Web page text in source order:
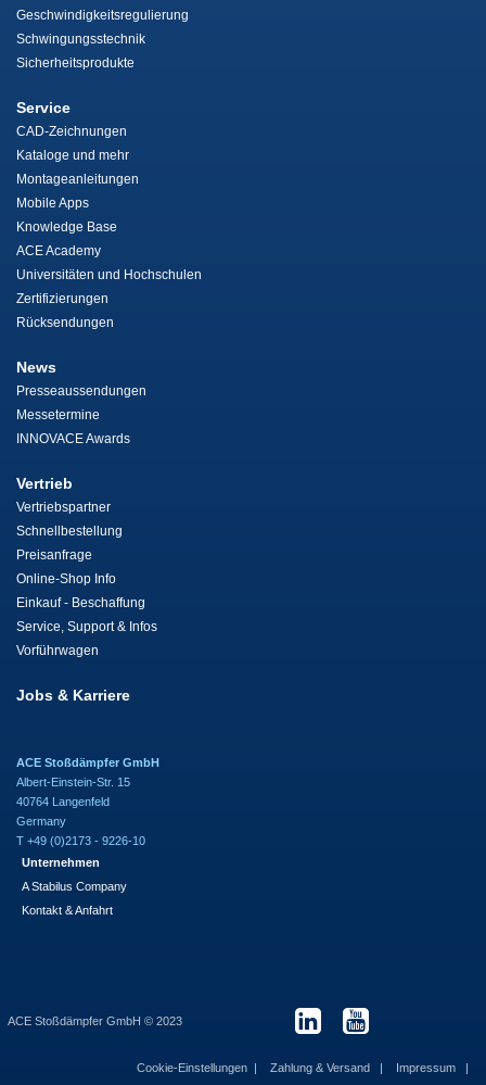
Geschwindigkeitsregulierung
Schwingungsstechnik
Sicherheitsprodukte
Service
CAD-Zeichnungen
Kataloge und mehr
Montageanleitungen
Mobile Apps
Knowledge Base
ACE Academy
Universitäten und Hochschulen
Zertifizierungen
Rücksendungen
News
Presseaussendungen
Messetermine
INNOVACE Awards
Vertrieb
Vertriebspartner
Schnellbestellung
Preisanfrage
Online-Shop Info
Einkauf - Beschaffung
Service, Support & Infos
Vorführwagen
Jobs & Karriere
ACE Stoßdämpfer GmbH
Albert-Einstein-Str. 15
40764 Langenfeld
Germany
T +49 (0)2173 - 9226-10
Unternehmen
A Stabilus Company
Kontakt & Anfahrt
ACE Stoßdämpfer GmbH © 2023
Cookie-Einstellungen Zahlung & Versand
Impressum